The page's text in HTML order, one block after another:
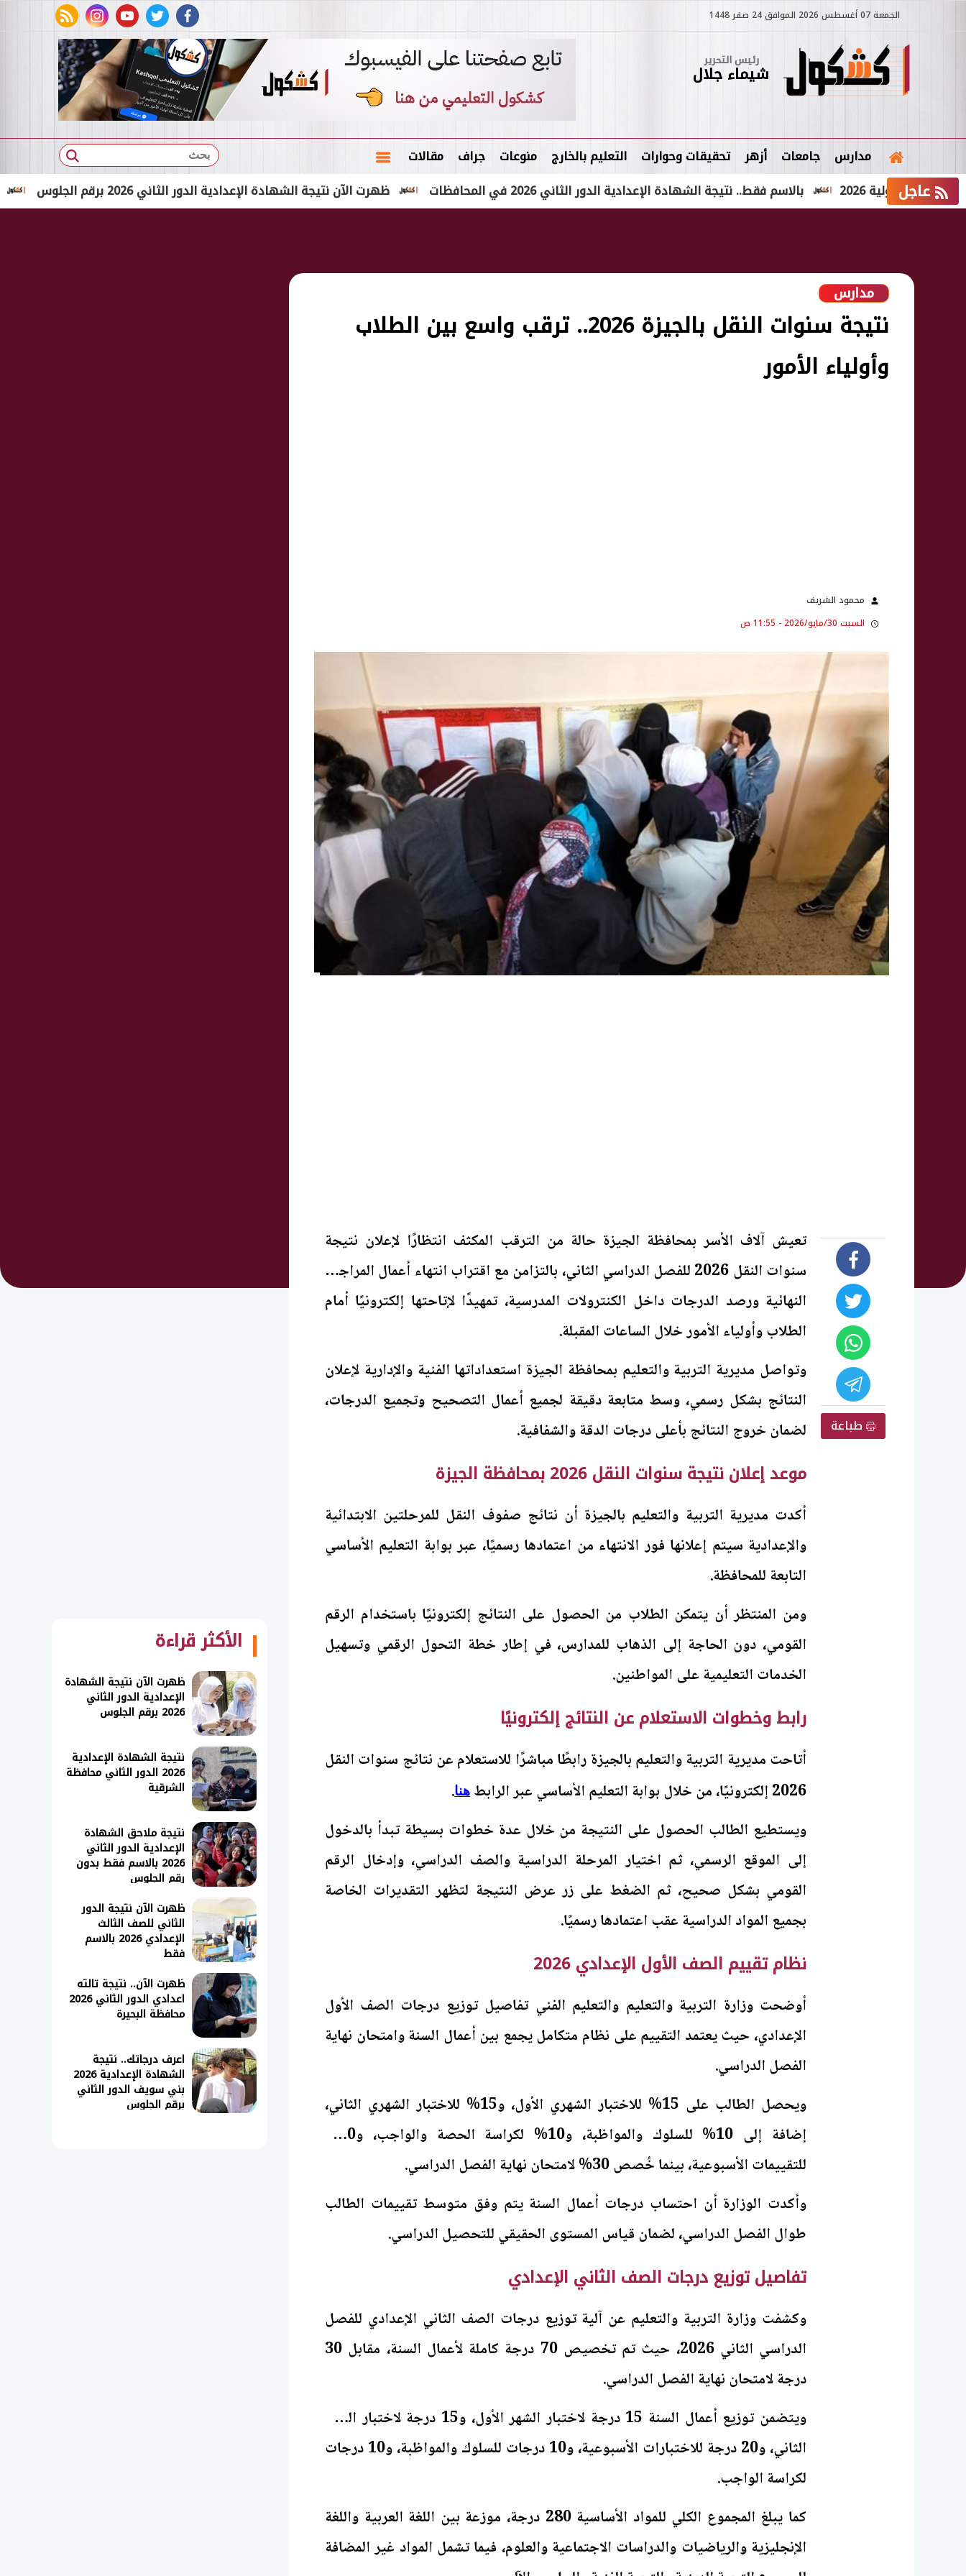
الجمعة 07 أغسطس 2026 الموافق 24 صفر 1448
facebook
twitter
youtube
instagram
rss feed
رئيس التحرير
شيماء جلال
مدارس جامعات أزهر تحقيقات وحوارات التعليم بالخارج منوعات جراف مقالات بحث
عاجل بالاسم الثلاثي ظهرت الآن نتيجة الشهادة الإعدادية الدور الثاني 2026 برقم الجلوس بالاسم فقط.. نتيجة الشهادة الإعدادية الدور الثاني 2026 في المحافظات 2026
مدارس
نتيجة سنوات النقل بالجيزة 2026.. ترقب واسع بين الطلاب
وأولياء الأمور
محمود الشريف
السبت 30/مايو/2026 - 11:55 ص
طباعة
تعيش آلاف الأسر بمحافظة الجيزة حالة من الترقب المكثف انتظارًا لإعلان نتيجة
سنوات النقل 2026 للفصل الدراسي الثاني، بالتزامن مع اقتراب انتهاء أعمال المراجعة
النهائية ورصد الدرجات داخل الكنترولات المدرسية، تمهيدًا لإتاحتها إلكترونيًا أمام
الطلاب وأولياء الأمور خلال الساعات المقبلة.
وتواصل مديرية التربية والتعليم بمحافظة الجيزة استعداداتها الفنية والإدارية لإعلان
النتائج بشكل رسمي، وسط متابعة دقيقة لجميع أعمال التصحيح وتجميع الدرجات،
لضمان خروج النتائج بأعلى درجات الدقة والشفافية.
موعد إعلان نتيجة سنوات النقل 2026 بمحافظة الجيزة
أكدت مديرية التربية والتعليم بالجيزة أن نتائج صفوف النقل للمرحلتين الابتدائية
والإعدادية سيتم إعلانها فور الانتهاء من اعتمادها رسميًا، عبر بوابة التعليم الأساسي
التابعة للمحافظة.
ومن المنتظر أن يتمكن الطلاب من الحصول على النتائج إلكترونيًا باستخدام الرقم
القومي، دون الحاجة إلى الذهاب للمدارس، في إطار خطة التحول الرقمي وتسهيل
الخدمات التعليمية على المواطنين.
رابط وخطوات الاستعلام عن النتائج إلكترونيًا
أتاحت مديرية التربية والتعليم بالجيزة رابطًا مباشرًا للاستعلام عن نتائج سنوات النقل
2026 إلكترونيًا، من خلال بوابة التعليم الأساسي عبر الرابط
هنا.
ويستطيع الطالب الحصول على النتيجة من خلال عدة خطوات بسيطة تبدأ بالدخول
إلى الموقع الرسمي، ثم اختيار المرحلة الدراسية والصف الدراسي، وإدخال الرقم
القومي بشكل صحيح، ثم الضغط على زر عرض النتيجة لتظهر التقديرات الخاصة
بجميع المواد الدراسية عقب اعتمادها رسميًا.
نظام تقييم الصف الأول الإعدادي 2026
أوضحت وزارة التربية والتعليم والتعليم الفني تفاصيل توزيع درجات الصف الأول
الإعدادي، حيث يعتمد التقييم على نظام متكامل يجمع بين أعمال السنة وامتحان نهاية
الفصل الدراسي.
ويحصل الطالب على 15% للاختبار الشهري الأول، و15% للاختبار الشهري الثاني،
إضافة إلى 10% للسلوك والمواظبة، و10% لكراسة الحصة والواجب، و20%
للتقييمات الأسبوعية، بينما خُصص 30% لامتحان نهاية الفصل الدراسي.
وأكدت الوزارة أن احتساب درجات أعمال السنة يتم وفق متوسط تقييمات الطالب
طوال الفصل الدراسي، لضمان قياس المستوى الحقيقي للتحصيل الدراسي.
تفاصيل توزيع درجات الصف الثاني الإعدادي
وكشفت وزارة التربية والتعليم عن آلية توزيع درجات الصف الثاني الإعدادي للفصل
الدراسي الثاني 2026، حيث تم تخصيص 70 درجة كاملة لأعمال السنة، مقابل 30
درجة لامتحان نهاية الفصل الدراسي.
ويتضمن توزيع أعمال السنة 15 درجة لاختبار الشهر الأول، و15 درجة لاختبار الشهر
الثاني، و20 درجة للاختبارات الأسبوعية، و10 درجات للسلوك والمواظبة، و10 درجات
لكراسة الواجب.
كما يبلغ المجموع الكلي للمواد الأساسية 280 درجة، موزعة بين اللغة العربية واللغة
الإنجليزية والرياضيات والدراسات الاجتماعية والعلوم، فيما تشمل المواد غير المضافة
الأكثر قراءة
ظهرت الآن نتيجة الشهادة
الإعدادية الدور الثاني
2026 برقم الجلوس
نتيجة الشهادة الإعدادية
2026 الدور الثاني محافظة
الشرقية
نتيجة ملاحق الشهادة
الإعدادية الدور الثاني
2026 بالاسم فقط بدون
رقم الجلوس
ظهرت الآن نتيجة الدور
الثاني للصف الثالث
الإعدادي 2026 بالاسم
فقط
ظهرت الآن.. نتيجة تالته
اعدادي الدور الثاني 2026
محافظة البحيرة
اعرف درجاتك.. نتيجة
الشهادة الإعدادية 2026
بني سويف الدور الثاني
برقم الجلوس